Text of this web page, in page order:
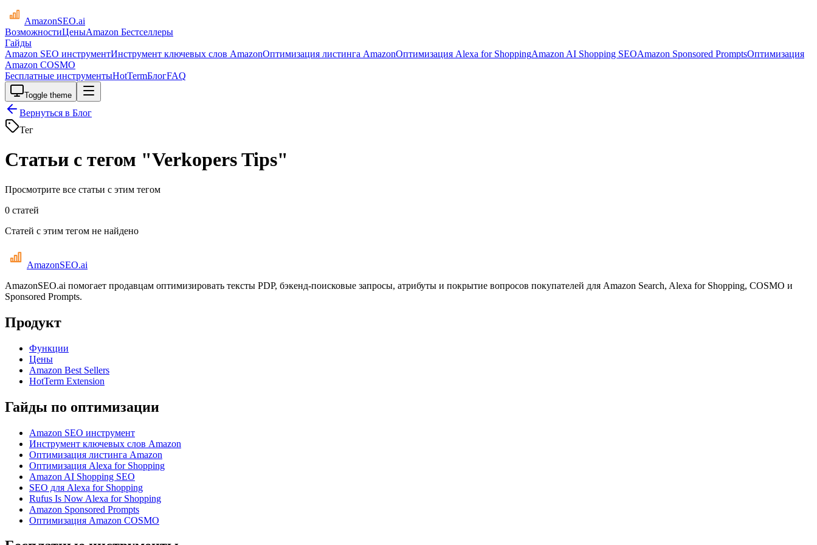
AmazonSEO.ai
ВозможностиЦеныAmazon Бестселлеры
Гайды
Amazon SEO инструментИнструмент ключевых слов AmazonОптимизация листинга AmazonОптимизация Alexa for ShoppingAmazon AI Shopping SEOAmazon Sponsored PromptsОптимизация
Amazon COSMO
Бесплатные инструментыHotTermБлогFAQ
Toggle theme
Вернуться в Блог
Тег
Статьи с тегом "Verkopers Tips"
Просмотрите все статьи с этим тегом
0 статей
Статей с этим тегом не найдено
AmazonSEO.ai
AmazonSEO.ai помогает продавцам оптимизировать тексты PDP, бэкенд-поисковые запросы, атрибуты и покрытие вопросов покупателей для Amazon Search, Alexa for Shopping, COSMO и
Sponsored Prompts.
Продукт
Функции
Цены
Amazon Best Sellers
HotTerm Extension
Гайды по оптимизации
Amazon SEO инструмент
Инструмент ключевых слов Amazon
Оптимизация листинга Amazon
Оптимизация Alexa for Shopping
Amazon AI Shopping SEO
SEO для Alexa for Shopping
Rufus Is Now Alexa for Shopping
Amazon Sponsored Prompts
Оптимизация Amazon COSMO